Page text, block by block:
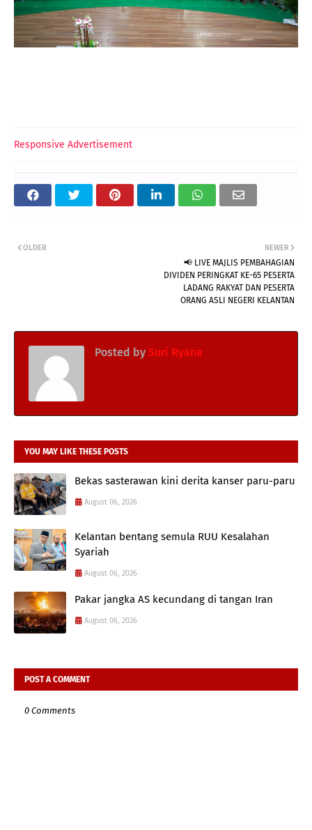
Responsive Advertisement
NEWER
📢 LIVE MAJLIS PEMBAHAGIAN
DIVIDEN PERINGKAT KE-65 PESERTA
LADANG RAKYAT DAN PESERTA
ORANG ASLI NEGERI KELANTAN
OLDER
Posted by Suri Ryana
YOU MAY LIKE THESE POSTS
Bekas sasterawan kini derita kanser paru-paru
August 06, 2026
Kelantan bentang semula RUU Kesalahan
Syariah
August 06, 2026
Pakar jangka AS kecundang di tangan Iran
August 06, 2026
POST A COMMENT
0 Comments